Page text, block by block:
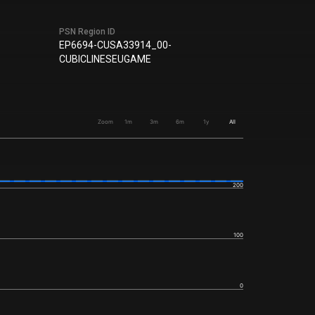
PSN Region ID
EP6694-CUSA33914_00-
CUBICLINESEUGAME
Zoom 1m 3m 6m 1y All
0
100
200